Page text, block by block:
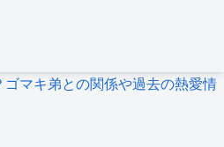
ゴマキ弟との関係や過去の熱愛情